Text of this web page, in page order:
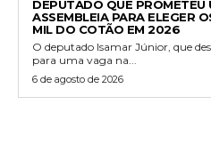
DEPUTADO QUE PROMETEU
ASSEMBLEIA PARA ELEGER
MIL DO COTÃO EM 2026
O deputado Isamar Júnior, que
para uma vaga na...
6 de agosto de 2026